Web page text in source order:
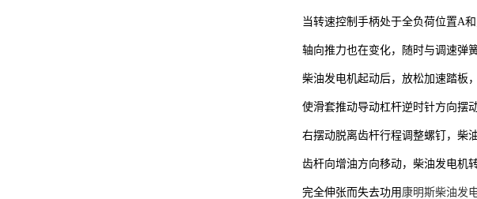
当转速控制手柄处于全负荷位置A
轴向推力也在变化，随时与调速弹
柴油发电机起动后，放松加速踏板
使滑套推动导动杠杆逆时针方向摆
右摆动脱离齿杆行程调整螺钉，柴
齿杆向增油方向移动，柴油发电机
完全伸张而失去功用 康明斯柴油发